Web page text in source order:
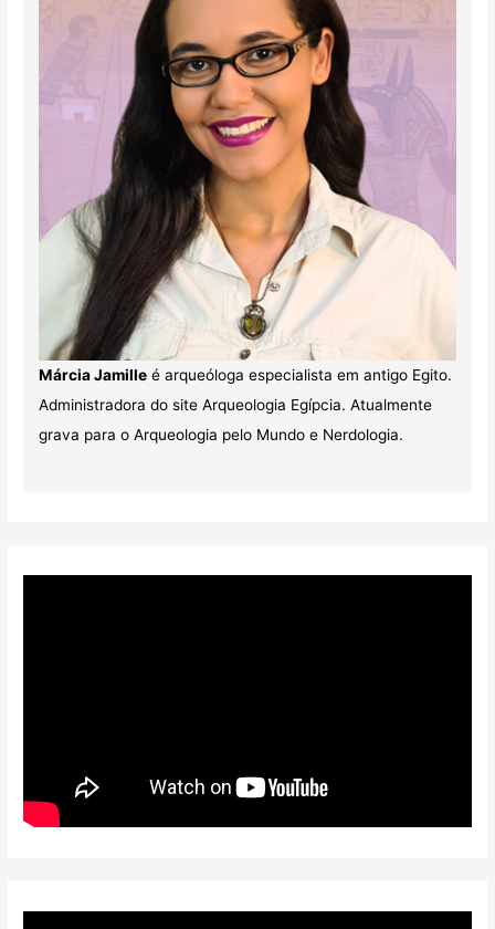
Márcia Jamilleé arqueóloga especialista em antigo Egito.
Administradora do site Arqueologia Egípcia. Atualmente
grava para o Arqueologia pelo Mundo e Nerdologia.